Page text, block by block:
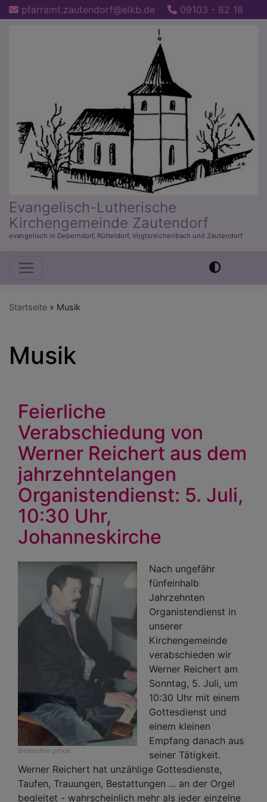
Direkt
zum
pfarramt.zautendorf@elkb.de 09103 - 82 18
Evangelisch-Lutherische
Kirchengemeinde Zautendorf
evangelisch in Deberndorf, Rütteldorf, Vogtsreichenbach und Zautendorf
Hauptnavigation
Startseite Musik
Musik
Feierliche
Verabschiedung von
Werner Reichert aus dem
jahrzehntelangen
Organistendienst: 5. Juli,
10:30 Uhr,
Johanneskirche
Bildrechte privat
Nach ungefähr
fünfeinhalb
Jahrzehnten
Organistendienst in
unserer
Kirchengemeinde
verabschieden wir
Werner Reichert am
Sonntag, 5. Juli, um
10:30 Uhr mit einem
Gottesdienst und
einem kleinen
Empfang danach aus
seiner Tätigkeit.
Werner Reichert hat unzählige Gottesdienste,
Taufen, Trauungen, Bestattungen ... an der Orgel
begleitet - wahrscheinlich mehr als jeder einzelne